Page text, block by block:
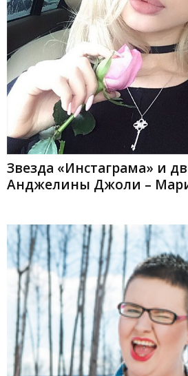
Звезда «Инстаграма» и
Анджелины Джоли –